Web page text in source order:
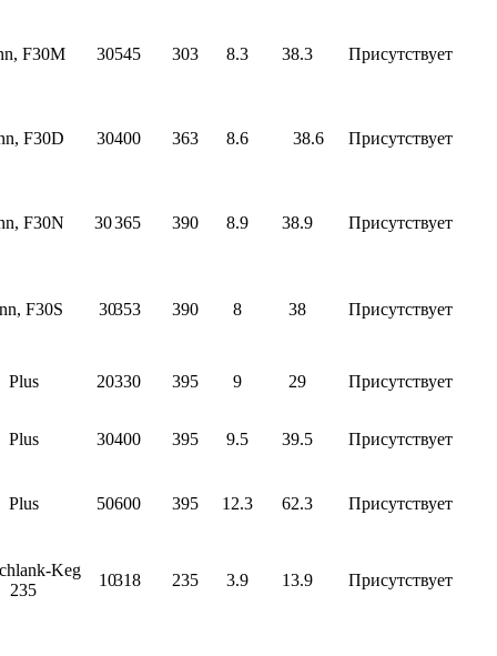
F30M30545 303 8.3 38.3 Присутствует
F30D30400 363 8.6 38.6 Присутствует
F30N30365 390 8.9 38.9 Присутствует
F30S30353 390 8 38 Присутствует
Plus 20330 395 9 29 Присутствует
Plus 30400 395 9.5 39.5 Присутствует
Plus 50600 395 12.3 62.3 Присутствует
Keg
235
10318 235 3.9 13.9 Присутствует